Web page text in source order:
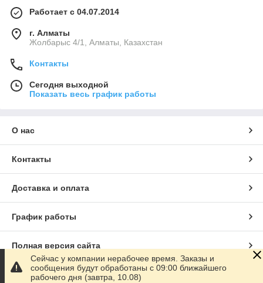
Работает с 04.07.2014
г. Алматы
Жолбарыс 4/1, Алматы, Казахстан
Контакты
Сегодня выходной
Показать весь график работы
О нас
Контакты
Доставка и оплата
График работы
Полная версия сайта
Сайт создан на маркетплейсеSatu.kz
Сейчас у компании нерабочее время. Заказы и
сообщения будут обработаны с 09:00 ближайшего
рабочего дня (завтра, 10.08)